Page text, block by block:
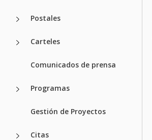
Postales
Carteles
Comunicados de prensa
Programas
Gestión de Proyectos
Citas